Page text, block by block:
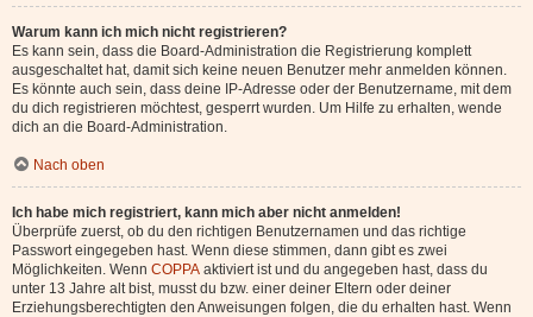
Warum kann ich mich nicht registrieren?
Es kann sein, dass die Board-Administration die Registrierung komplett
ausgeschaltet hat, damit sich keine neuen Benutzer mehr anmelden können.
Es könnte auch sein, dass deine IP-Adresse oder der Benutzername, mit dem
du dich registrieren möchtest, gesperrt wurden. Um Hilfe zu erhalten, wende
dich an die Board-Administration.
Nach oben
Ich habe mich registriert, kann mich aber nicht anmelden!
Überprüfe zuerst, ob du den richtigen Benutzernamen und das richtige
Passwort eingegeben hast. Wenn diese stimmen, dann gibt es zwei
Möglichkeiten. Wenn COPPA aktiviert ist und du angegeben hast, dass du
unter 13 Jahre alt bist, musst du bzw. einer deiner Eltern oder deiner
Erziehungsberechtigten den Anweisungen folgen, die du erhalten hast. Wenn